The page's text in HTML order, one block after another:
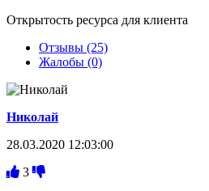
Открытость ресурса для клиента
Отзывы (25)
Жалобы (0)
Николай
28.03.2020 12:03:00
3